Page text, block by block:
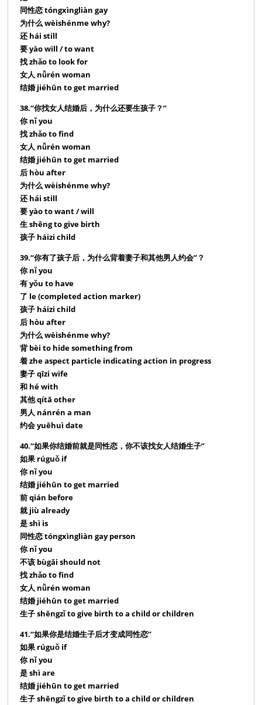
同性恋 tóngxìngliàn gay
为什么 wèishénme why?
还 hái still
要 yào will / to want
找 zhǎo to look for
女人 nǚrén woman
结婚 jiéhūn to get married
38.“你找女人结婚后，为什么还要生孩子？”
你 nǐ you
找 zhǎo to find
女人 nǚrén woman
结婚 jiéhūn to get married
后 hòu after
为什么 wèishénme why?
还 hái still
要 yào to want / will
生 shēng to give birth
孩子 háizi child
39.“你有了孩子后，为什么背着妻子和其他男人约会”？
你 nǐ you
有 yǒu to have
了 le (completed action marker)
孩子 háizi child
后 hòu after
为什么 wèishénme why?
背 bèi to hide something from
着 zhe aspect particle indicating action in progress
妻子 qīzi wife
和 hé with
其他 qítā other
男人 nánrén a man
约会 yuēhuì date
40.“如果你结婚前就是同性恋，你不该找女人结婚生子”
如果 rúguǒ if
你 nǐ you
结婚 jiéhūn to get married
前 qián before
就 jiù already
是 shì is
同性恋 tóngxìngliàn gay person
你 nǐ you
不该 bùgāi should not
找 zhǎo to find
女人 nǚrén woman
结婚 jiéhūn to get married
生子 shēngzǐ to give birth to a child or children
41.“如果你是结婚生子后才变成同性恋”
如果 rúguǒ if
你 nǐ you
是 shì are
结婚 jiéhūn to get married
生子 shēngzǐ to give birth to a child or children